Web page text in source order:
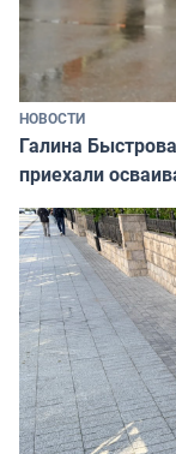
НОВОСТИ
Галина
приехали